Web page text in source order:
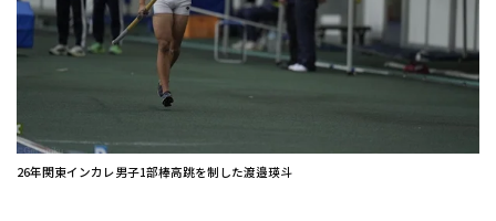
26年関東インカレ男子1部棒高跳を制した渡邉瑛斗